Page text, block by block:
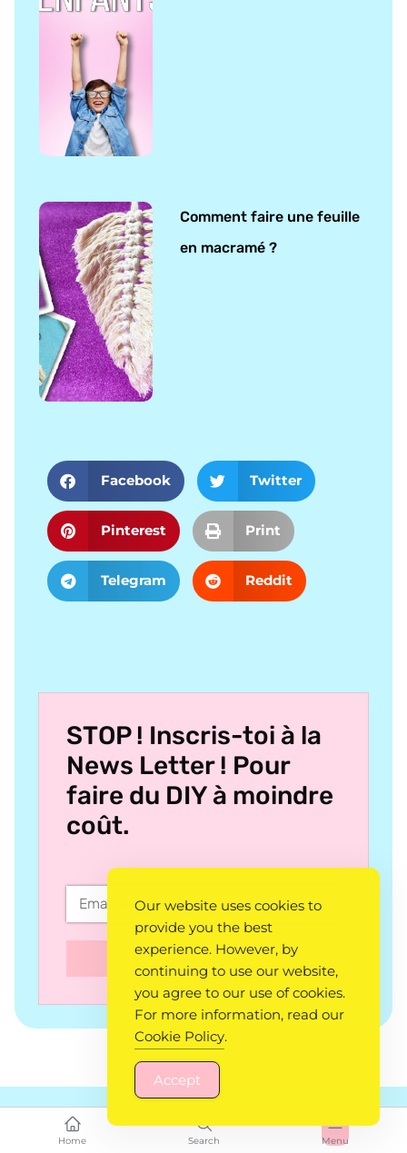
Home Search Menu
Comment faire une feuille
en macramé ?
Facebook Twitter
Pinterest Print
Telegram Reddit
STOP ! Inscris-toi à la
News Letter ! Pour
faire du DIY à moindre
coût.
SUBSCRIBE
Our website uses cookies to
provide you the best
experience. However, by
continuing to use our website,
you agree to our use of cookies.
For more information, read our
Cookie Policy.
Accept